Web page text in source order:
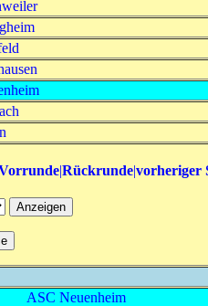
|Rückrunde|vorheriger
ASC Neuenheim